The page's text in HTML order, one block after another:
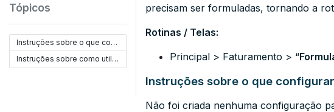
Tópicos
Instruções sobre o que configurar:
Instruções sobre como utilizar:
precisam ser formuladas, tornando a
Rotinas / Telas:
Principal > Faturamento > “
Instruções sobre o que
Não foi criada nenhuma configuração